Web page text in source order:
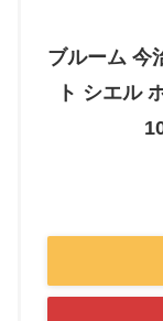
ブルーム 今
ト シエル